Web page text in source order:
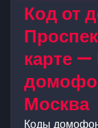
Код от
карте —
Москва
Коды